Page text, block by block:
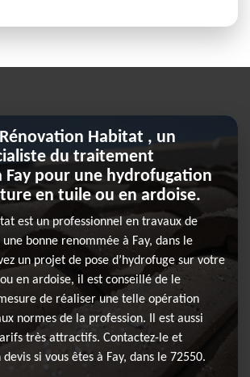
Habitat , un
du traitement
Fay pour une hydrofugation
en tuile ou en ardoise.
est un professionnel en travaux de
bonne renommée à Fay, dans le
un projet de pose d’hydrofuge sur votre
en ardoise, il est conseillé de le
de réaliser une telle opération
normes de la profession. Il est aussi
très attractifs. Contactez-le et
si vous êtes à Fay, dans le 72550.